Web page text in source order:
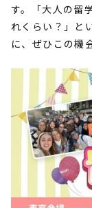
す。「大人の留
れくらい？」と
に、ぜひこの機